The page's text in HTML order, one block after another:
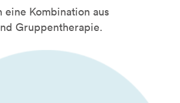
Kombination aus
Gruppentherapie.